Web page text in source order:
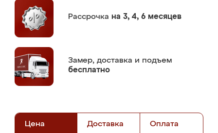
Рассрочка на 3, 4, 6 месяцев
Замер, доставка и подъем
бесплатно
Цена Доставка Оплата